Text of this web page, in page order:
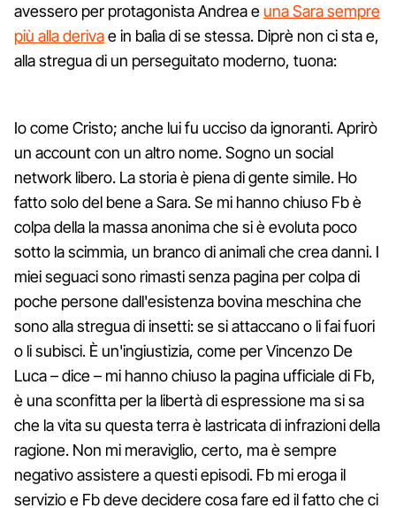
avessero per protagonista Andrea e una Sara sempre
più alla derivae in balìa di se stessa. Diprè non ci sta e,
alla stregua di un perseguitato moderno, tuona:
Io come Cristo; anche lui fu ucciso da ignoranti. Aprirò
un account con un altro nome. Sogno un social
network libero. La storia è piena di gente simile. Ho
fatto solo del bene a Sara. Se mi hanno chiuso Fb è
colpa della la massa anonima che si è evoluta poco
sotto la scimmia, un branco di animali che crea danni. I
miei seguaci sono rimasti senza pagina per colpa di
poche persone dall'esistenza bovina meschina che
sono alla stregua di insetti: se si attaccano o li fai fuori
o li subisci. È un'ingiustizia, come per Vincenzo De
Luca – dice – mi hanno chiuso la pagina ufficiale di Fb,
è una sconfitta per la libertà di espressione ma si sa
che la vita su questa terra è lastricata di infrazioni della
ragione. Non mi meraviglio, certo, ma è sempre
negativo assistere a questi episodi. Fb mi eroga il
servizio e Fb deve decidere cosa fare ed il fatto che ci